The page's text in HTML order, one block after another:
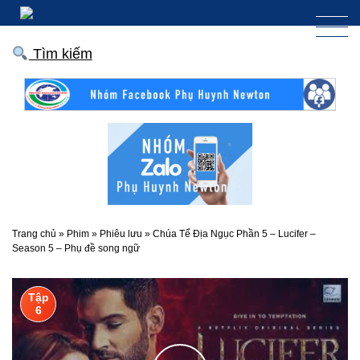
Tìm kiếm
Trang chủ » Phim » Phiêu lưu » Chúa Tể Địa Ngục Phần 5 – Lucifer –
Season 5 – Phụ đề song ngữ
Tập
6